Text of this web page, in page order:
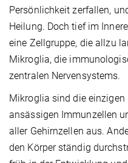
Persönlichkeit zerfallen,
Heilung. Doch tief im
eine Zellgruppe, die allzu
Mikroglia, die
zentralen Nervensystems.
Mikroglia sind die einzigen
ansässigen Immunzellen
aller Gehirnzellen aus.
den Körper ständig